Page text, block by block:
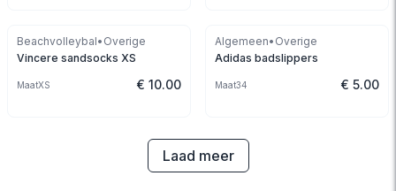
Beachvolleybal• Overige
Vincere sandsocks XS
MaatXS € 10.00
Algemeen• Overige
Adidas badslippers
Maat34 € 5.00
Laad meer